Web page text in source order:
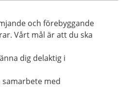
och förebyggande
Vårt mål är att du ska
dig delaktig i
med